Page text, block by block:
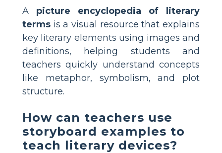
A picture encyclopedia of literary
terms is a visual resource that explains
key literary elements using images and
definitions, helping students and
teachers quickly understand concepts
like metaphor, symbolism, and plot
structure.
How can teachers use
storyboard examples to
teach literary devices?